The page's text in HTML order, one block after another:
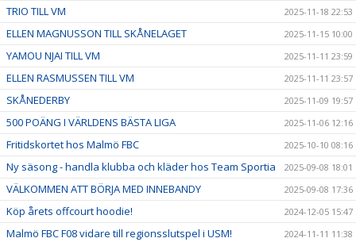
TRIO TILL VM 2025-11-18 22:53
ELLEN MAGNUSSON TILL SKÅNELAGET 2025-11-15 10:00
YAMOU NJAI TILL VM 2025-11-11 23:59
ELLEN RASMUSSEN TILL VM 2025-11-11 23:57
SKÅNEDERBY 2025-11-09 19:57
500 POÄNG I VÄRLDENS BÄSTA LIGA 2025-11-06 12:16
Fritidskortet hos Malmö FBC 2025-10-10 08:16
Ny säsong - handla klubba och kläder hos Team Sportia 2025-09-08 18:01
VÄLKOMMEN ATT BÖRJA MED INNEBANDY 2025-09-08 17:36
Köp årets offcourt hoodie! 2024-12-05 15:47
Malmö FBC F08 vidare till regionsslutspel i USM! 2024-11-11 11:38